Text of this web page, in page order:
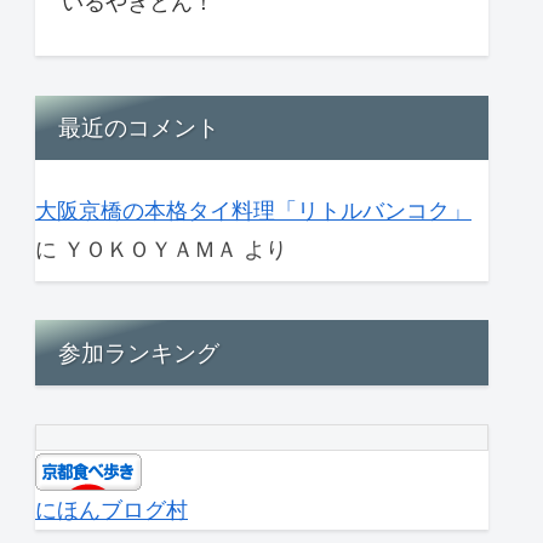
最近のコメント
大阪京橋の本格タイ料理「リトルバンコク」
に ＹＯＫＯＹＡＭＡ より
参加ランキング
にほんブログ村